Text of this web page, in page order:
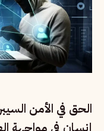
الحق في الأمن
إنسان في مواجهة